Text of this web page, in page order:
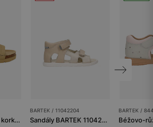
Béžové sandály na korkové podrážce BARTEK 89000-14
BARTEK / 11042204
Sandály BARTEK 11042204, pro dívky, béžovo-zlaté
BARTEK /